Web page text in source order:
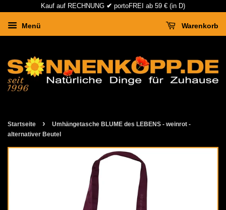
Kauf auf RECHNUNG ✔ portoFREI ab 59 € (in D)
Menü Warenkorb
Startseite ›
Umhängetasche BLUME des LEBENS - weinrot -
alternativer Beutel